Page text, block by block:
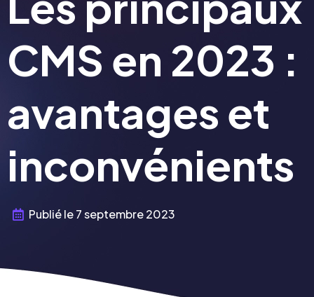
CMS en 2023 :
avantages et
inconvénients
Publié le7 septembre 2023